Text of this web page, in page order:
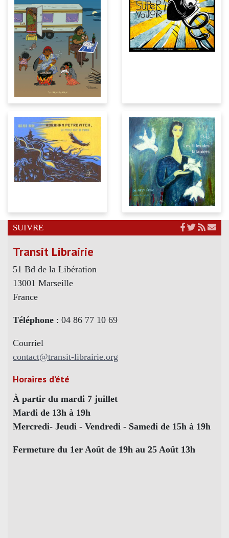
SUIVRE
Transit Librairie
51 Bd de la Libération
13001 Marseille
France
Téléphone : 04 86 77 10 69
Courriel
contact@transit-librairie.org
Horaires d’été
À partir du mardi 7 juillet
Mardi de 13h à 19h
Mercredi- Jeudi - Vendredi - Samedi de 15h à 19h
Fermeture du 1er Août de 19h au 25 Août 13h